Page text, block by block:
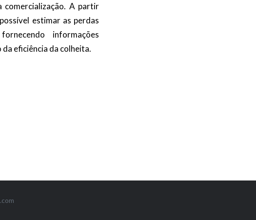
comercialização. A partir
estimar as perdas
informações
eficiência da colheita.